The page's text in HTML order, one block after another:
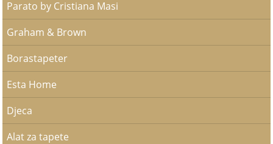
Parato by Cristiana Masi
Graham & Brown
Borastapeter
Esta Home
Djeca
Alat za tapete